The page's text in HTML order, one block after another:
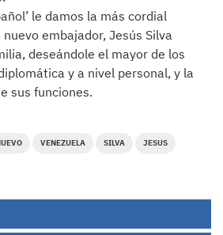
le damos la más cordial
embajador, Jesús Silva
deseándole el mayor de los
y a nivel personal, y la
sus funciones.
VENEZUELA SILVA JESUS